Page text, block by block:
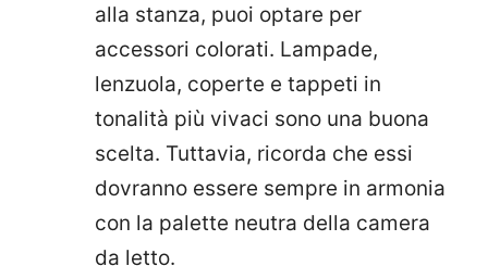
alla stanza, puoi optare per
accessori colorati. Lampade,
lenzuola, coperte e tappeti in
tonalità più vivaci sono una buona
scelta. Tuttavia, ricorda che essi
dovranno essere sempre in armonia
con la palette neutra della camera
da letto.